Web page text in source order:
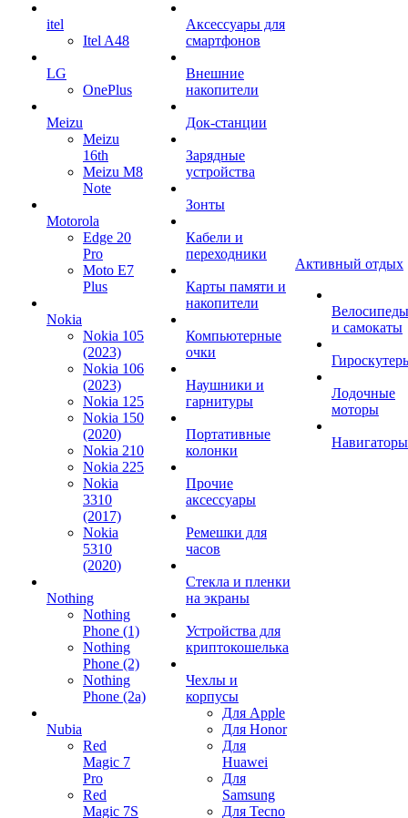
itel
Itel A48
LG
OnePlus
Meizu
Meizu
16th
Meizu M8
Note
Motorola
Edge 20
Pro
Moto E7
Plus
Nokia
Nokia 105
(2023)
Nokia 106
(2023)
Nokia 125
Nokia 150
(2020)
Nokia 210
Nokia 225
Nokia
3310
(2017)
Nokia
5310
(2020)
Nothing
Nothing
Phone (1)
Nothing
Phone (2)
Nothing
Phone (2a)
Nubia
Red
Magic 7
Pro
Red
Magic 7S
Аксессуары для
смартфонов
Внешние
накопители
Док-станции
Зарядные
устройства
Зонты
Кабели и
переходники
Карты памяти и
накопители
Компьютерные
очки
Наушники и
гарнитуры
Портативные
колонки
Прочие
аксессуары
Ремешки для
часов
Стекла и пленки
на экраны
Устройства для
криптокошелька
Чехлы и
корпусы
Для Apple
Для Honor
Для
Huawei
Для
Samsung
Для Tecno
Активный отдых
Велосипеды
и самокаты
Лодочные
моторы
Навигаторы